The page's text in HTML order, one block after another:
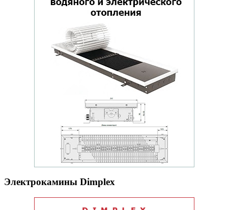
Электрокамины Dimplex